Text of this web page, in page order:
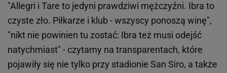
"Allegri i Tare to jedyni prawdziwi mężczyźni. Ibra to
czyste zło. Piłkarze i klub - wszyscy ponoszą winę",
"nikt nie powinien tu zostać: Ibra też musi odejść
natychmiast" - czytamy na transparentach, które
pojawiły się nie tylko przy stadionie San Siro, a także